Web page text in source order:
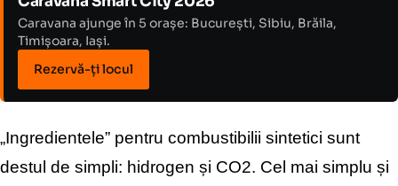
Caravana ajunge în 5 orașe: București, Sibiu, Brăila,
Timișoara, Iași.
Rezervă-ți locul
„Ingredientele” pentru combustibilii sintetici sunt
destul de simpli: hidrogen și CO2. Cel mai simplu și